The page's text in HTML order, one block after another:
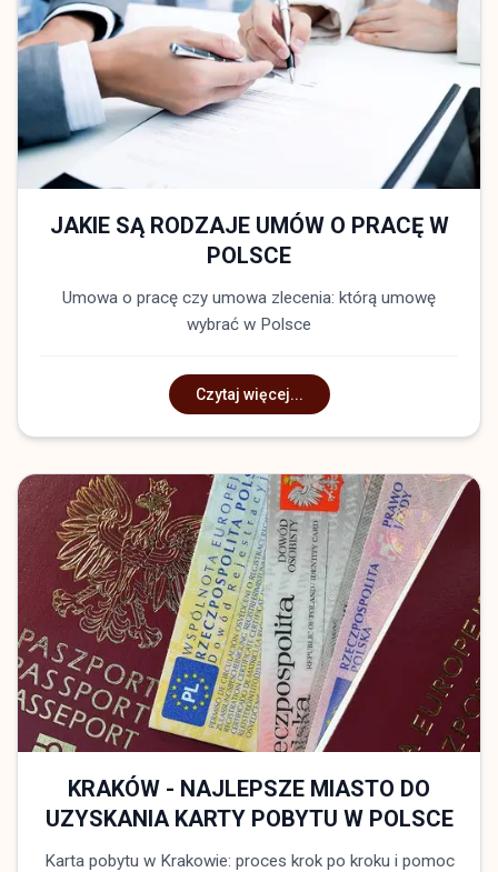
JAKIE SĄ RODZAJE UMÓW O PRACĘ W
POLSCE
Umowa o pracę czy umowa zlecenia: którą umowę
wybrać w Polsce
Czytaj więcej...
KRAKÓW - NAJLEPSZE MIASTO DO
UZYSKANIA KARTY POBYTU W POLSCE
Karta pobytu w Krakowie: proces krok po kroku i pomoc